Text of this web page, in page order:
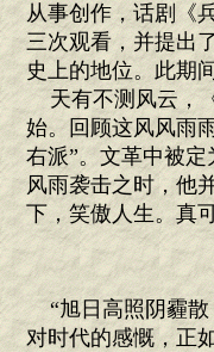
从事创作，话剧《
三次观看，并提出
史上的地位。此期
天有不测风云，
始。回顾这风风雨
右派”。文革中被
风雨袭击之时，他
下，笑傲人生。真
“旭日高照阴霾散
对时代的感慨，正